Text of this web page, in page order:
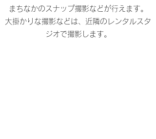
まちなかのスナップ撮影などが行えます。
大掛かりな撮影などは、近隣のレンタルスタ
ジオで撮影します。